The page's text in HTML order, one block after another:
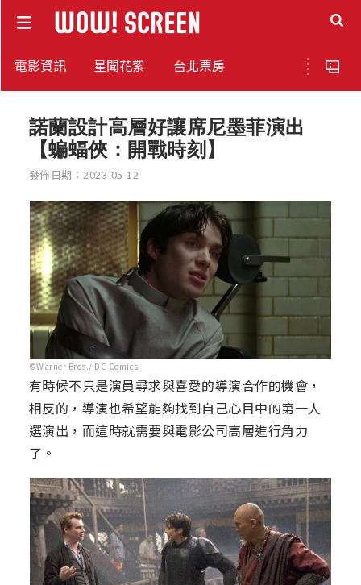
電影資訊 星聞花絮 台北票房
諾蘭設計高層好讓席尼墨菲演出
【蝙蝠俠：開戰時刻】
發佈日期：2023-05-12
©Warner Bros./ DC Comics
有時候不只是演員尋求與喜愛的導演合作的機會，
相反的，導演也希望能夠找到自己心目中的第一人
選演出，而這時就需要與電影公司高層進行角力
了。